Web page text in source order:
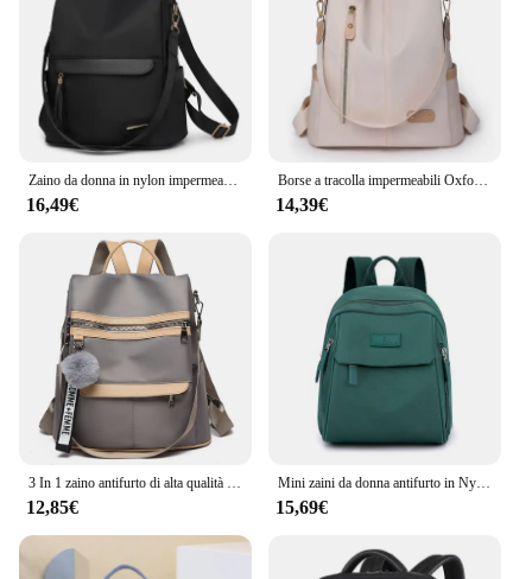
Zaino da donna in nylon impermeabile casual Nuove borse a tracolla da viaggio da donna di grande capacità Zaino antifurto femminile di marca di moda
16,49€
Borse a tracolla impermeabili Oxford da donna Borsa da scuola in tinta unita per zaino da viaggio antifurto da donna per ragazze adolescenti
14,39€
3 In 1 zaino antifurto di alta qualità da donna borse a tracolla Oxford impermeabili borse da scuola per borsa da viaggio zaino per ragazze adolescenti
12,85€
Mini zaini da donna antifurto in Nylon impermeabile piccolo Bagpack Office Lady zaino da viaggio con tracolla Multi-tasche
15,69€